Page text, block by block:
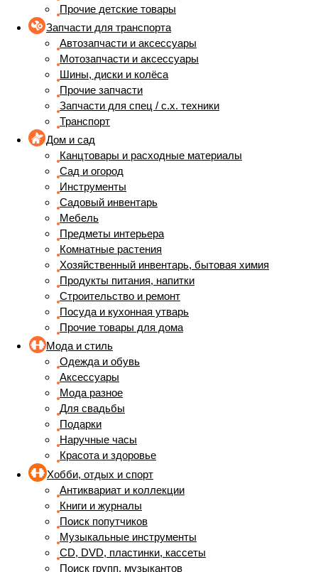
Прочие детские товары
Запчасти для транспорта
Автозапчасти и аксессуары
Мотозапчасти и аксессуары
Шины, диски и колёса
Прочие запчасти
Запчасти для спец / с.х. техники
Транспорт
Дом и сад
Канцтовары и расходные материалы
Сад и огород
Инструменты
Садовый инвентарь
Мебель
Предметы интерьера
Комнатные растения
Хозяйственный инвентарь, бытовая химия
Продукты питания, напитки
Строительство и ремонт
Посуда и кухонная утварь
Прочие товары для дома
Мода и стиль
Одежда и обувь
Аксессуары
Мода разное
Для свадьбы
Подарки
Наручные часы
Красота и здоровье
Хобби, отдых и спорт
Антиквариат и коллекции
Книги и журналы
Поиск попутчиков
Музыкальные инструменты
CD, DVD, пластинки, кассеты
Поиск групп, музыкантов